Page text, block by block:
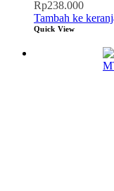
Rp238.000
Tambah ke
Quick View